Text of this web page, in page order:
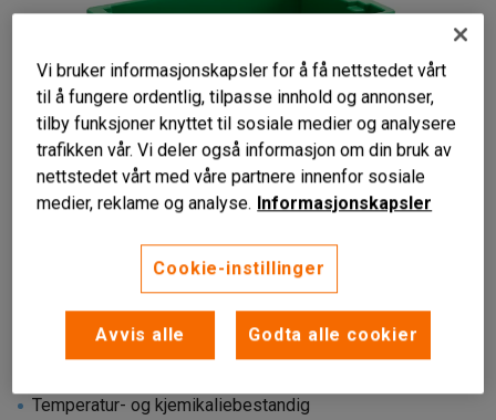
Temperatur- og kjemikaliebestandig
Vi bruker informasjonskapsler for å få nettstedet vårt
til å fungere ordentlig, tilpasse innhold og annonser,
tilby funksjoner knyttet til sosiale medier og analysere
trafikken vår. Vi deler også informasjon om din bruk av
nettstedet vårt med våre partnere innenfor sosiale
medier, reklame og analyse. Informasjonskapsler
Cookie-instillinger
Avvis alle Godta alle cookier